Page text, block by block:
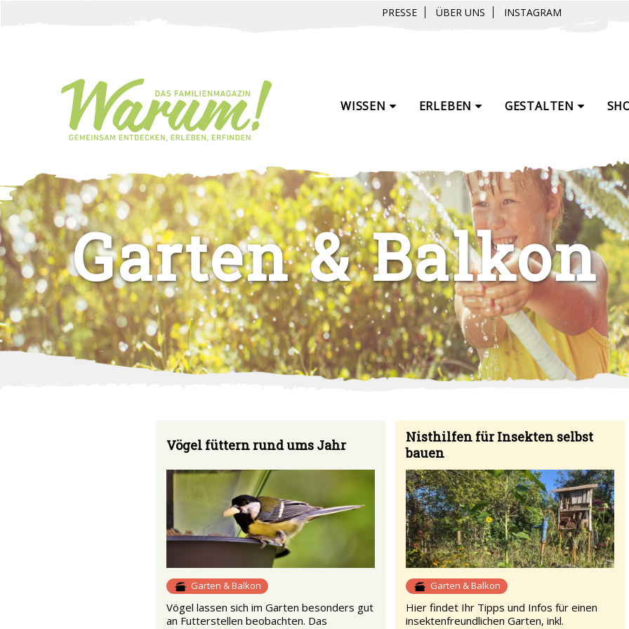
WISSEN ERLEBEN GESTALTEN
PRESSE ÜBER UNS INSTAGRAM
Sie sind hier
Garten & Balkon
Vögel füttern rund ums Jahr
Garten & Balkon
Vögel lassen sich im Garten besonders gut
an Futterstellen beobachten. Das
Nisthilfen für Insekten selbst
bauen
Garten & Balkon
Hier findet Ihr Tipps und Infos für einen
insektenfreundlichen Garten, inkl.